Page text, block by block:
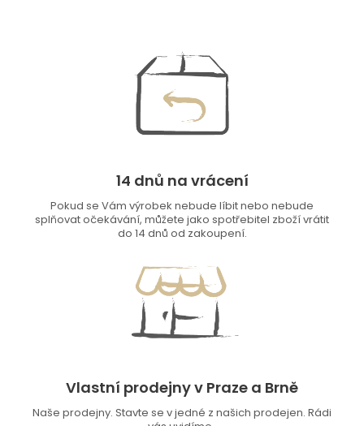
14 dnů na vrácení
Pokud se Vám výrobek nebude líbit nebo nebude
splňovat očekávání, můžete jako spotřebitel zboží vrátit
do 14 dnů od zakoupení.
Vlastní prodejny v Praze a Brně
Naše prodejny. Stavte se v jedné z našich prodejen. Rádi